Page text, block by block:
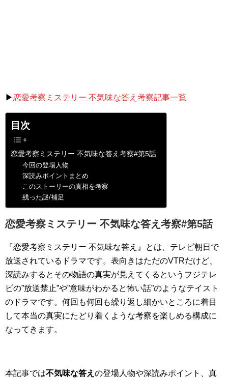
▶恋愛考察ミステリー 不気味な答え考察記事一覧
目次
恋愛考察ミステリー 不気味な答え考察#第5話
今回の登場人物
深読みポイントまとめ
このストーリーの真相を考察
残った謎/補足
恋愛考察ミステリー 不気味な答え考察#第5話
『恋愛考察ミステリー 不気味な答え』とは、テレビ朝日で
放送されているドラマです。表向きはただのVTRだけど、
深読みするとその物語の真実が見えてくるというフジテレ
ビの”放送禁止”や”意味がわかると怖い話”のようなテイスト
のドラマです。何回も何回も繰り返し細かいところに着目
して本当の真実にたどり着くような考察を楽しめる構成に
なってきます。
本記事では不気味な答え の登場人物や深読みポイント、真